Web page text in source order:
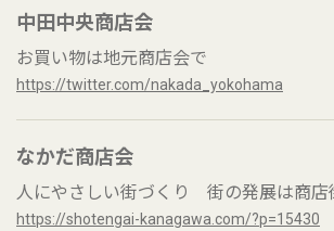
中田中央商店会
お買い物は地元商店会で
https://twitter.com/nakada_yokohama
なかだ商店会
人にやさしい街づくり 街の発展は商店
https://shotengai-kanagawa.com/?p=15430